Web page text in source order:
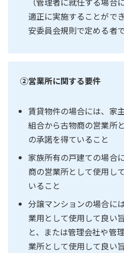
適正に実施することがで
安委員会規則で定める者
➁営業所に関する要件
賃貸物件の場合には、家
組合から古物商の営業所
の承諾を得ていること
家族所有の戸建ての場合
商の営業所として使用し
いること
分譲マンションの場合に
業用として使用して良い
と、または管理会社や管
業所として使用して良い